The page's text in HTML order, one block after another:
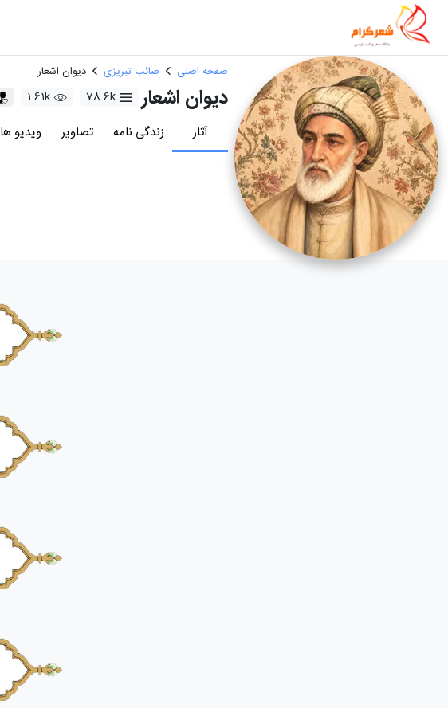
صفحه اصلی صائب تبریزی دیوان اشعار
دیوان اشعار 78.6k
1.61k
آثار زندگی نامه تصاویر ویدیو ها